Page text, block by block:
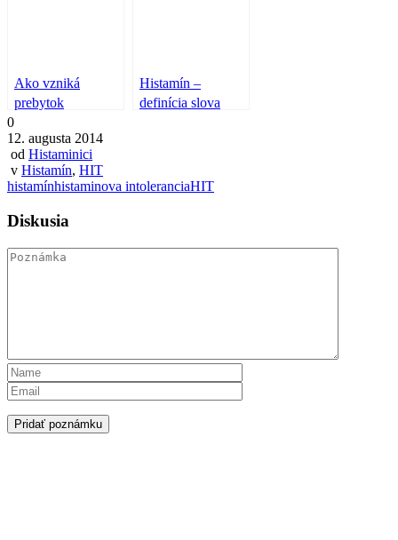
Ako vzniká
prebytok
Histamín –
definícia slova
0
12. augusta 2014
od Histaminici
v Histamín, HIT
histamínhistaminova intoleranciaHIT
Diskusia